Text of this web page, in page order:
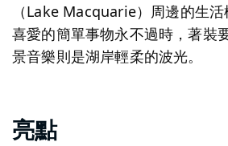
（Lake Macquarie）周邊的生
喜愛的簡單事物永不過時，著裝
景音樂則是湖岸輕柔的波光。
亮點